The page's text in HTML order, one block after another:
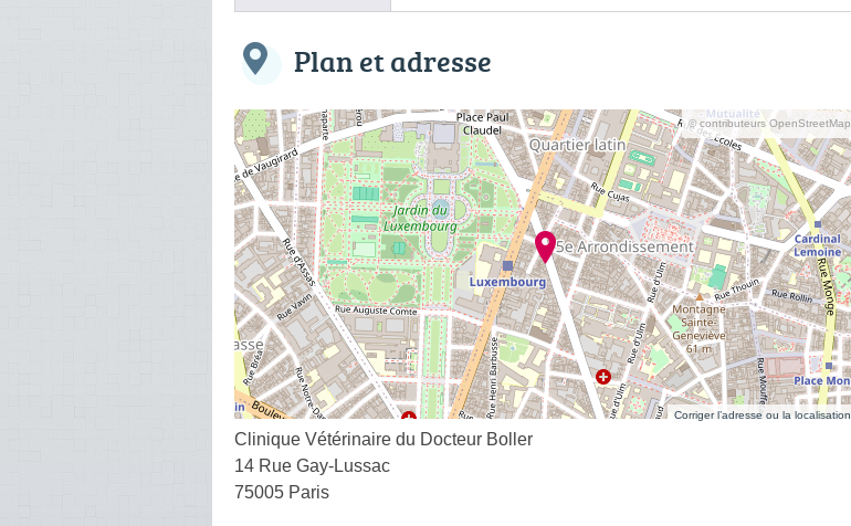
Plan et adresse
© contributeurs OpenStreetMap
Corriger l’adresse ou la localisation
Clinique Vétérinaire du Docteur Boller
14 Rue Gay-Lussac
75005 Paris